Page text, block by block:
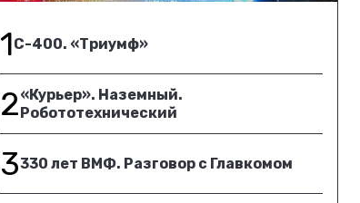
1С-400. «Триумф»
2«Курьер». Наземный.
Робототехнический
3330 лет ВМФ. Разговор с Главкомом